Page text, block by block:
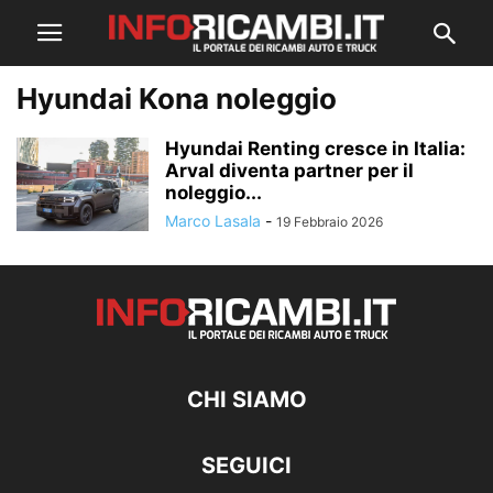
Hyundai Kona noleggio
Hyundai Renting cresce in Italia:
Arval diventa partner per il
noleggio...
Marco Lasala - 19 Febbraio 2026
CHI SIAMO
SEGUICI